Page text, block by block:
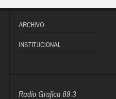
ARCHIVO
INSTITUCIONAL
Radio Grafica 89.3